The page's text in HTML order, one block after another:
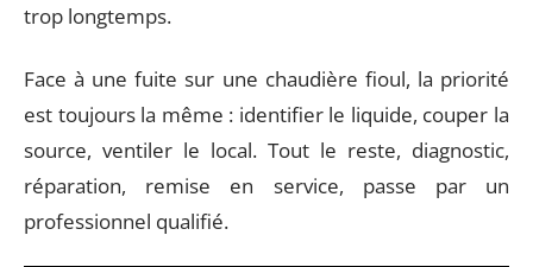
trop longtemps.
Face à une fuite sur une chaudière fioul, la priorité
est toujours la même : identifier le liquide, couper la
source, ventiler le local. Tout le reste, diagnostic,
réparation, remise en service, passe par un
professionnel qualifié.